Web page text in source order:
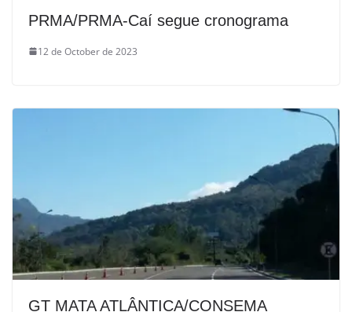
PRMA/PRMA-Caí segue cronograma
12 de October de 2023
GT MATA ATLÂNTICA/CONSEMA